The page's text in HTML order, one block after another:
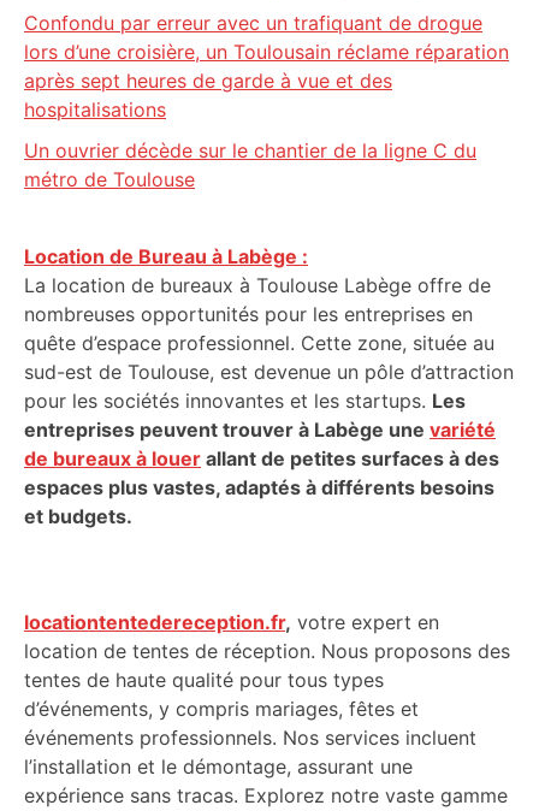
Confondu par erreur avec un trafiquant de drogue
lors d’une croisière, un Toulousain réclame réparation
après sept heures de garde à vue et des
hospitalisations
Un ouvrier décède sur le chantier de la ligne C du
métro de Toulouse
Location de Bureau à Labège :
La location de bureaux à Toulouse Labège offre de
nombreuses opportunités pour les entreprises en
quête d’espace professionnel. Cette zone, située au
sud-est de Toulouse, est devenue un pôle d’attraction
pour les sociétés innovantes et les startups. Les
entreprises peuvent trouver à Labège une variété
de bureaux à louer allant de petites surfaces à des
espaces plus vastes, adaptés à différents besoins
et budgets.
locationtentedereception.fr, votre expert en
location de tentes de réception. Nous proposons des
tentes de haute qualité pour tous types
d’événements, y compris mariages, fêtes et
événements professionnels. Nos services incluent
l’installation et le démontage, assurant une
expérience sans tracas. Explorez notre vaste gamme